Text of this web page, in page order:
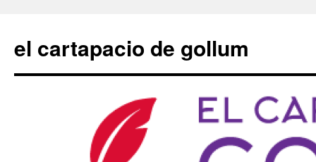
contenido
el cartapacio de gollum